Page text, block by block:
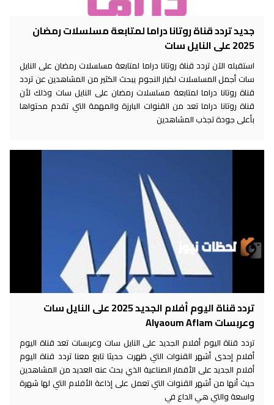
جديد تردد قناة روتانا دراما لمتابعة مسلسلات رمضان
2025 على النايل سات
استقبله الآن تردد قناة روتانا دراما لمتابعة مسلسلات رمضان على النايل
سات أجمل المسلسلات لكبار النجوم يبحث الكثير من المشاهدين عن تردد
قناة روتانا دراما لمتابعة مسلسلات رمضان على النايل سات وذلك لأن
قناة روتانا دراما تعد من القنوات البارزة والمهمة التي تقدم محتواها
بأعلى جودة تجذب المشاهدين
تردد قناة اليوم أفلام الجديد 2025 على النايل سات
وعربسات Alyaoum Aflam
تردد قناة اليوم أفلام الجديد على النايل سات وعربسات تعد قناة اليوم
أفلام إحدى أشهر القنوات التي ظهرت حديثا تابع معنا تردد قناة اليوم
أفلام الجديد على الأقمار الصناعية الذي بحث عنه العديد من المشاهدين
حيث أنها من أشهر القنوات التي تعمل على إذاعة الأفلام التي لها شهرة
واسعة والتي هي الداع في